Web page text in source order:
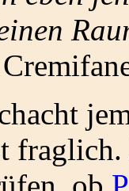
fraglich.